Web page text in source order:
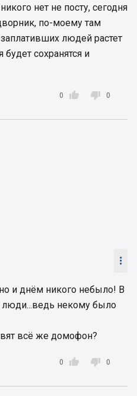
нет не посту, сегодня
по-моему там
людей растет
сохранятся и

0  0

и днём никого небыло! В
люди...ведь некому было
всё же домофон?

0  0